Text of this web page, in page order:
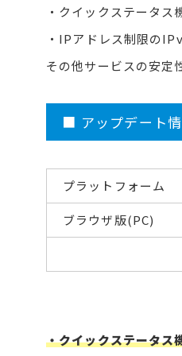
・クイックステータス
・IPアドレス制限の
その他サービスの安定
■ アップデート
プラットフォーム
ブラウザ版(PC)
・クイックステータス